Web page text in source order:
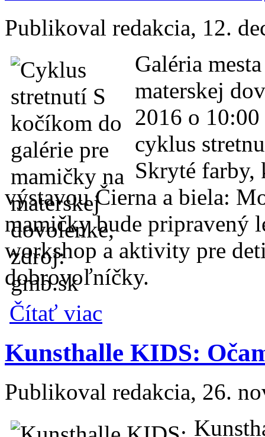
Publikoval redakcia, 12.
Galéria
materskej
2016 o
cyklus
Skryté farby,
výstavou Čierna a biela:
mamičky bude pripravený
workshop a aktivity pre
dobrovoľníčky.
Čítať viac
Kunsthalle KIDS:
Publikoval redakcia, 26.